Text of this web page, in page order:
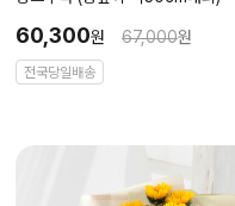
60,300원 67,000원
전국당일배송